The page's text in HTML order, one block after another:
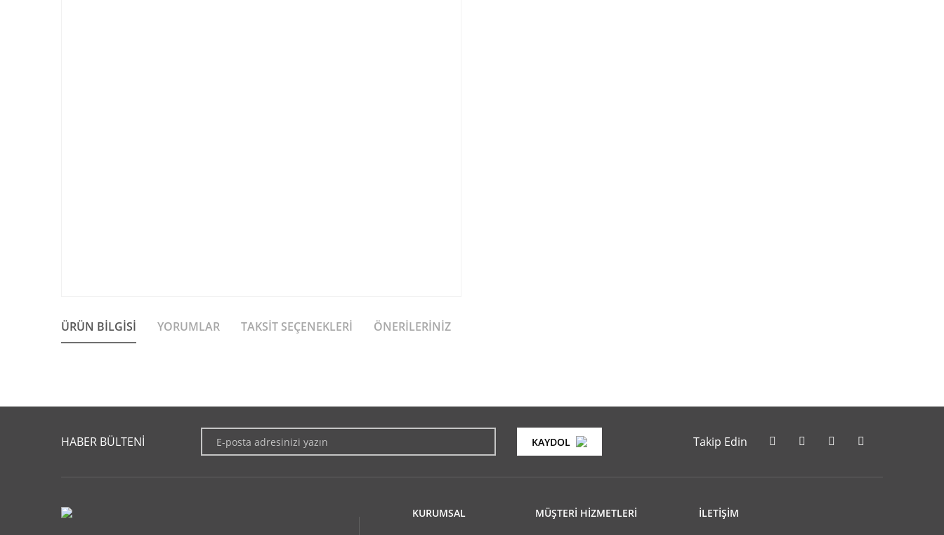
ÜRÜN BILGISI YORUMLAR TAKSIT SEÇENEKLERI ÖNERILERINIZ
Yorum Yaz
Görüş ve önerileriniz için teşekkür ederiz.
Ürün açıklamasında eksik bilgiler bulunuyor.
HABER BÜLTENİ KAYDOL Takip Edin
KURUMSAL MÜŞTERİ HİZMETLERİ İLETİŞİM